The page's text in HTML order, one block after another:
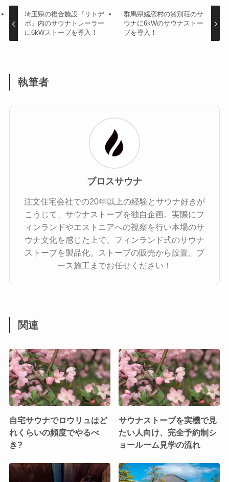
埼玉県の複合施設『リトデ
ポ』内のサウナトレーラー
に6kWストーブを導入！
群馬県嬬恋村の貸別荘のサ
ウナに6kWのサウナストー
ブを導入！
執筆者
ブロスサウナ
注文住宅会社での20年以上の経験とサウナ好きが
こうじて、サウナストーブを独自企画。実際にフ
ィンランドやエストニアへの視察を行い本場のサ
ウナ文化を感じた上で、フィンランド式のサウナ
ストーブを製品化。ストーブの販売から設置、ブ
ース施工までお任せください！
関連
自宅サウナでロウリュはど
れくらいの頻度でやるべ
き?
サウナストーブを実機で見
たい人向け、完全予約制シ
ョールーム見学の流れ